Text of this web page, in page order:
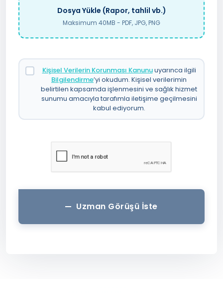
Dosya Yükle (Rapor, tahlil vb.)
Maksimum 40MB - PDF, JPG, PNG
Kişisel Verilerin Korunması Kanunuuyarınca ilgili
Bilgilendirme’yi okudum. Kişisel verilerimin
belirtilen kapsamda işlenmesini ve sağlık hizmet
sunumu amacıyla tarafımla iletişime geçilmesini
kabul ediyorum.
Uzman Görüşü İste